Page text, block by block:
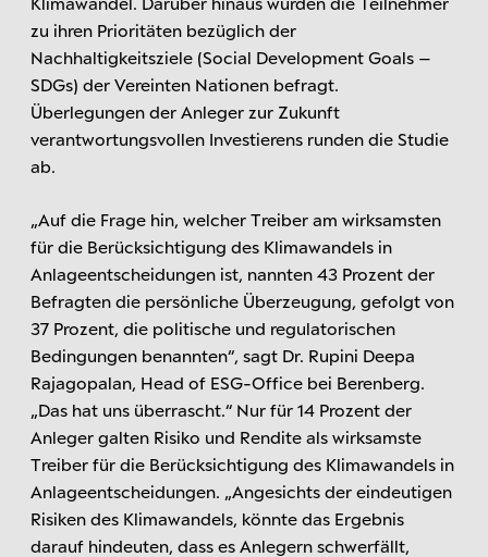
zu ihren Prioritäten bezüglich der
Nachhaltigkeitsziele (Social Development Goals –
SDGs) der Vereinten Nationen befragt.
Überlegungen der Anleger zur Zukunft
verantwortungsvollen Investierens runden die Studie
ab.
„Auf die Frage hin, welcher Treiber am wirksamsten
für die Berücksichtigung des Klimawandels in
Anlageentscheidungen ist, nannten 43 Prozent der
Befragten die persönliche Überzeugung, gefolgt von
37 Prozent, die politische und regulatorischen
Bedingungen benannten“, sagt Dr. Rupini Deepa
Rajagopalan, Head of ESG-Office bei Berenberg.
„Das hat uns überrascht.“ Nur für 14 Prozent der
Anleger galten Risiko und Rendite als wirksamste
Treiber für die Berücksichtigung des Klimawandels in
Anlageentscheidungen. „Angesichts der eindeutigen
Risiken des Klimawandels, könnte das Ergebnis
darauf hindeuten, dass es Anlegern schwerfällt,